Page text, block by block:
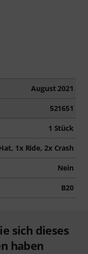
August 2021
521651
1 Stück
1x Ride, 2x Crash
Nein
B20
sich dieses
haben